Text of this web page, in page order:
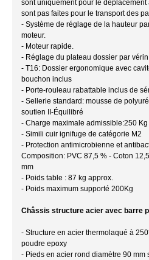
sont uniquement pour le
sont pas faites pour le transport des
- Système de réglage de la hauteur
moteur.
- Moteur rapide.
- Réglage du plateau dossier par
- T16: Dossier ergonomique avec
bouchon inclus
- Porte-rouleau rabattable inclus de
- Sellerie standard: mousse de
soutien II-Équilibré
- Charge maximale admissible:250 Kg
- Simili cuir ignifuge de catégorie M2
- Protection antimicrobienne et
Composition: PVC 87,5 % - Coton
mm
- Poids table : 87 kg approx.
- Poids maximum supporté 200Kg
Châssis structure acier avec barre
- Structure en acier thermolaqué à
poudre epoxy
- Pieds en acier rond diamètre 90 mm